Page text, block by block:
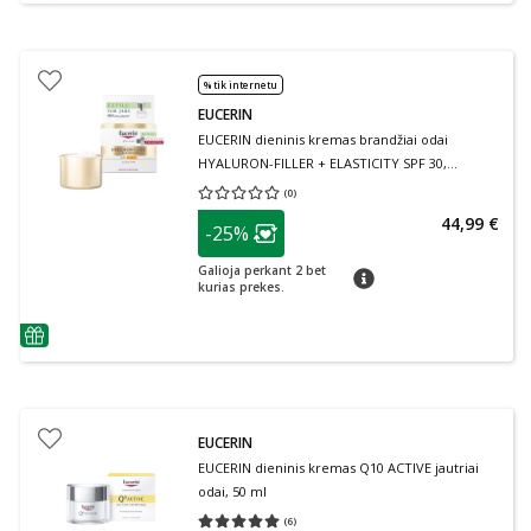
patarimas
% tik internetu
EUCERIN
EUCERIN dieninis kremas brandžiai odai
HYALURON-FILLER + ELASTICITY SPF 30,
papildymo pakuotė, 50 ml
(0)
Vidutinis įvertinimas 0.00
patarimas
Lojalumo klubo narių nuolaida
-25%
Galioja perkant 2 bet
kurias prekes.
patarimas
44,99 €
EUCERIN
EUCERIN dieninis kremas Q10 ACTIVE jautriai
odai, 50 ml
(6)
Vidutinis įvertinimas 5.00